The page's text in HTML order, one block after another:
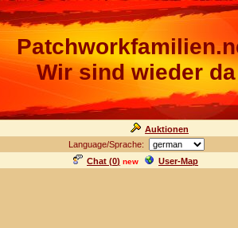
Wir sind wieder da
Auktionen
Language/Sprache:
Chat (0) new User-Map